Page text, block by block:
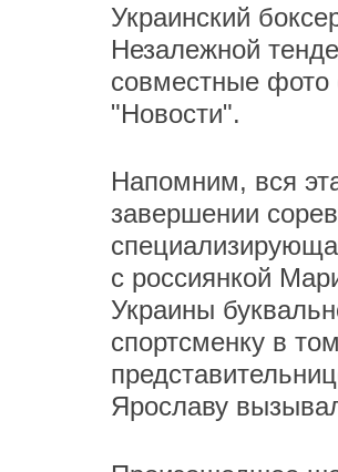
Украинский
Незалежной
совместные фото
"Новости".
Напомним, вся
завершении
с россиянкой
Украины
спортсменку в
Ярославу